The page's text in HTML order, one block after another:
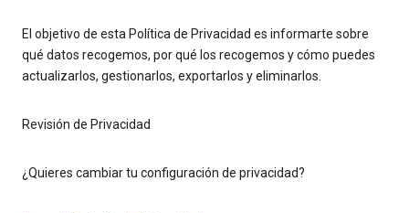
El objetivo de esta Política de Privacidad es informarte sobre
qué datos recogemos, por qué los recogemos y cómo puedes
actualizarlos, gestionarlos, exportarlos y eliminarlos.
Revisión de Privacidad
¿Quieres cambiar tu configuración de privacidad?